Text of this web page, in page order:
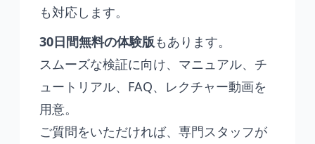
も対応します。
30日間無料の体験版もあります。
スムーズな検証に向け、マニュアル、チ
ュートリアル、FAQ、レクチャー動画を
用意。
ご質問をいただければ、専門スタッフが